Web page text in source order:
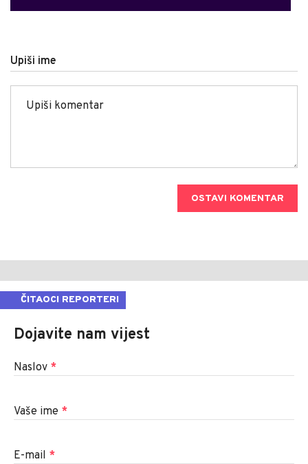
Upiši ime
OSTAVI KOMENTAR
ČITAOCI REPORTERI
Dojavite nam vijest
Naslov *
Vaše ime *
E-mail *